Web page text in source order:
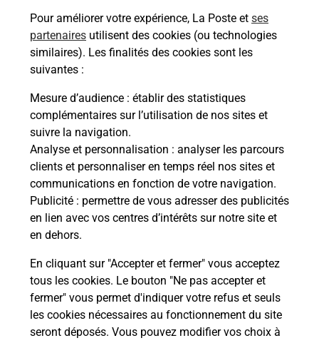
Pour améliorer votre expérience, La Poste et ses
partenaires utilisent des cookies (ou technologies
similaires). Les finalités des cookies sont les
suivantes :
Mesure d’audience : établir des statistiques
complémentaires sur l’utilisation de nos sites et
suivre la navigation.
Analyse et personnalisation : analyser les parcours
clients et personnaliser en temps réel nos sites et
communications en fonction de votre navigation.
Publicité : permettre de vous adresser des publicités
en lien avec vos centres d’intérêts sur notre site et
en dehors.
En cliquant sur "Accepter et fermer" vous acceptez
tous les cookies. Le bouton "Ne pas accepter et
fermer" vous permet d'indiquer votre refus et seuls
les cookies nécessaires au fonctionnement du site
seront déposés. Vous pouvez modifier vos choix à
Combien coûte l'examen du code de
la route ?
Comment s'inscrire au code de la
Comment avoir les résultats du code
de la route ?
Combien de fautes pour le code de la
route ?
À quel âge peut-on passer le code de
la route ?